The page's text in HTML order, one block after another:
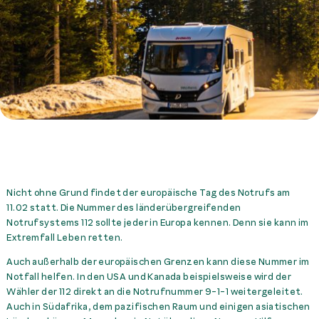
Nicht ohne Grund findet der europäische Tag des Notrufs am
11.02 statt. Die Nummer des länderübergreifenden
Notrufsystems 112 sollte jeder in Europa kennen. Denn sie kann im
Extremfall Leben retten.
Auch außerhalb der europäischen Grenzen kann diese Nummer im
Notfall helfen. In den USA und Kanada beispielsweise wird der
Wähler der 112 direkt an die Notrufnummer 9-1-1 weitergeleitet.
Auch in Südafrika, dem pazifischen Raum und einigen asiatischen